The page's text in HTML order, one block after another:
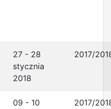
27 - 28
stycznia
2018
2017/
09 - 10
2017/